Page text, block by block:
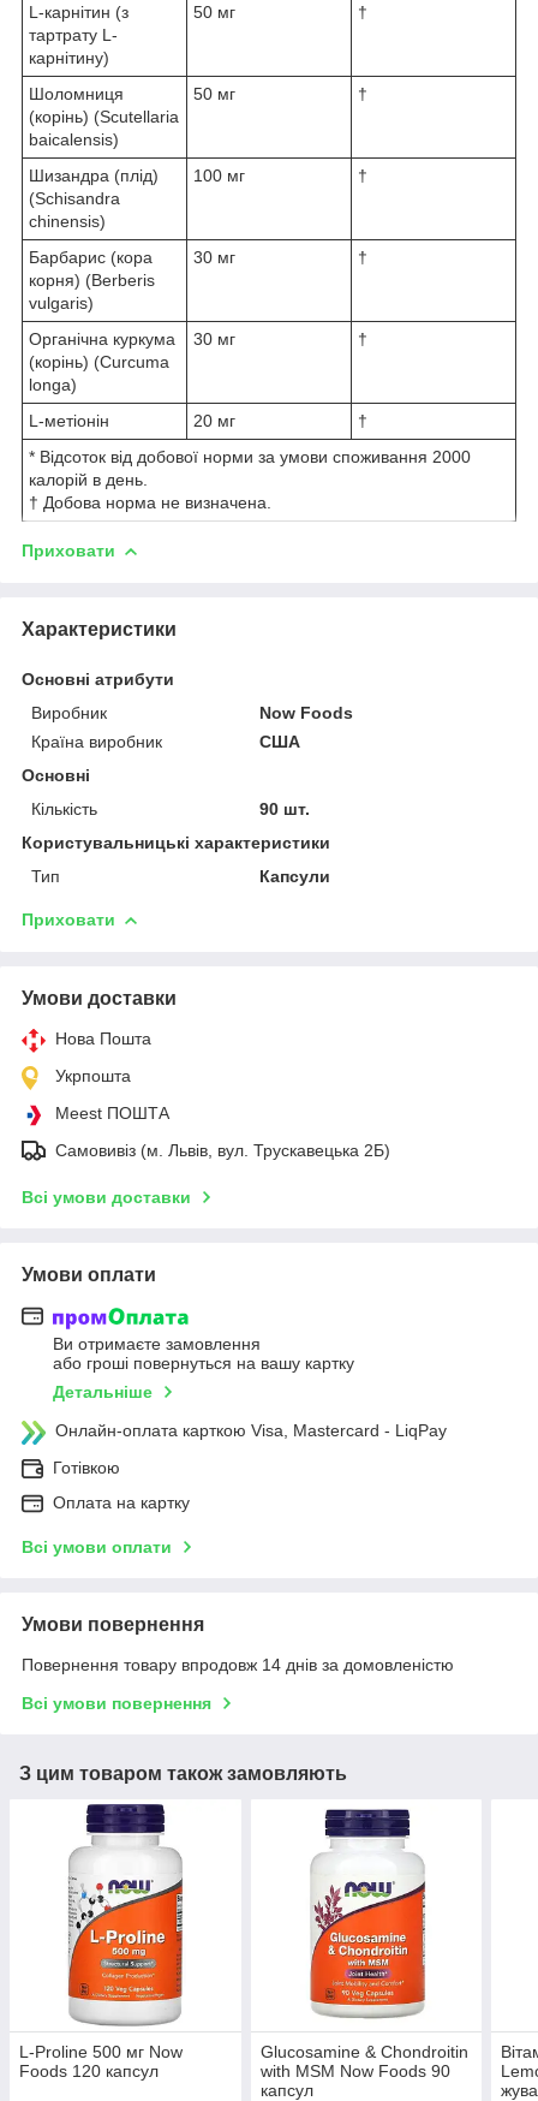
L-карнітин (з
тартрату L-
карнітину)
50 мг †
Шоломниця
(корінь) (Scutellaria
baicalensis)
50 мг †
Шизандра (плід)
(Schisandra
chinensis)
100 мг †
Барбарис (кора
корня) (Berberis
vulgaris)
30 мг †
Органічна куркума
(корінь) (Curcuma
longa)
30 мг †
L-метіонін 20 мг
†
* Відсоток від добової норми за умови споживання 2000
калорій в день.
† Добова норма не визначена.
Приховати
Характеристики
Основні атрибути
Виробник
Now Foods
Країна виробник
США
Основні
Кількість
90 шт.
Користувальницькі характеристики
Тип
Капсули
Приховати
Умови доставки
Нова Пошта
Укрпошта
Meest ПОШТА
Самовивіз (м. Львів, вул. Трускавецька 2Б)
Всі умови доставки
Умови оплати
Ви отримаєте замовлення
або гроші повернуться на вашу картку
Детальніше
Онлайн-оплата карткою Visa, Mastercard - LiqPay
Готівкою
Оплата на картку
Всі умови оплати
Умови повернення
Повернення товару впродовж 14 днів за домовленістю
Всі умови повернення
З цим товаром також замовляють
L-Proline 500 мг Now
Foods 120 капсул
Glucosamine & Chondroitin
with MSM Now Foods 90
капсул